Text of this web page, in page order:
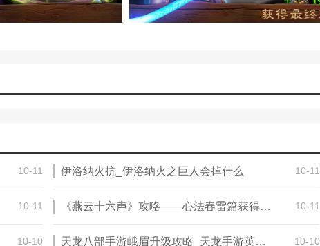
10-11 伊洛纳火抗_伊洛纳火之巨人会掉什么 10-11
10-11 《燕云十六声》攻略——心法春雷篇获得方法 10-11
10-10 天龙八部手游峨眉升级攻略_天龙手游英雄谱主要升级哪些 10-10